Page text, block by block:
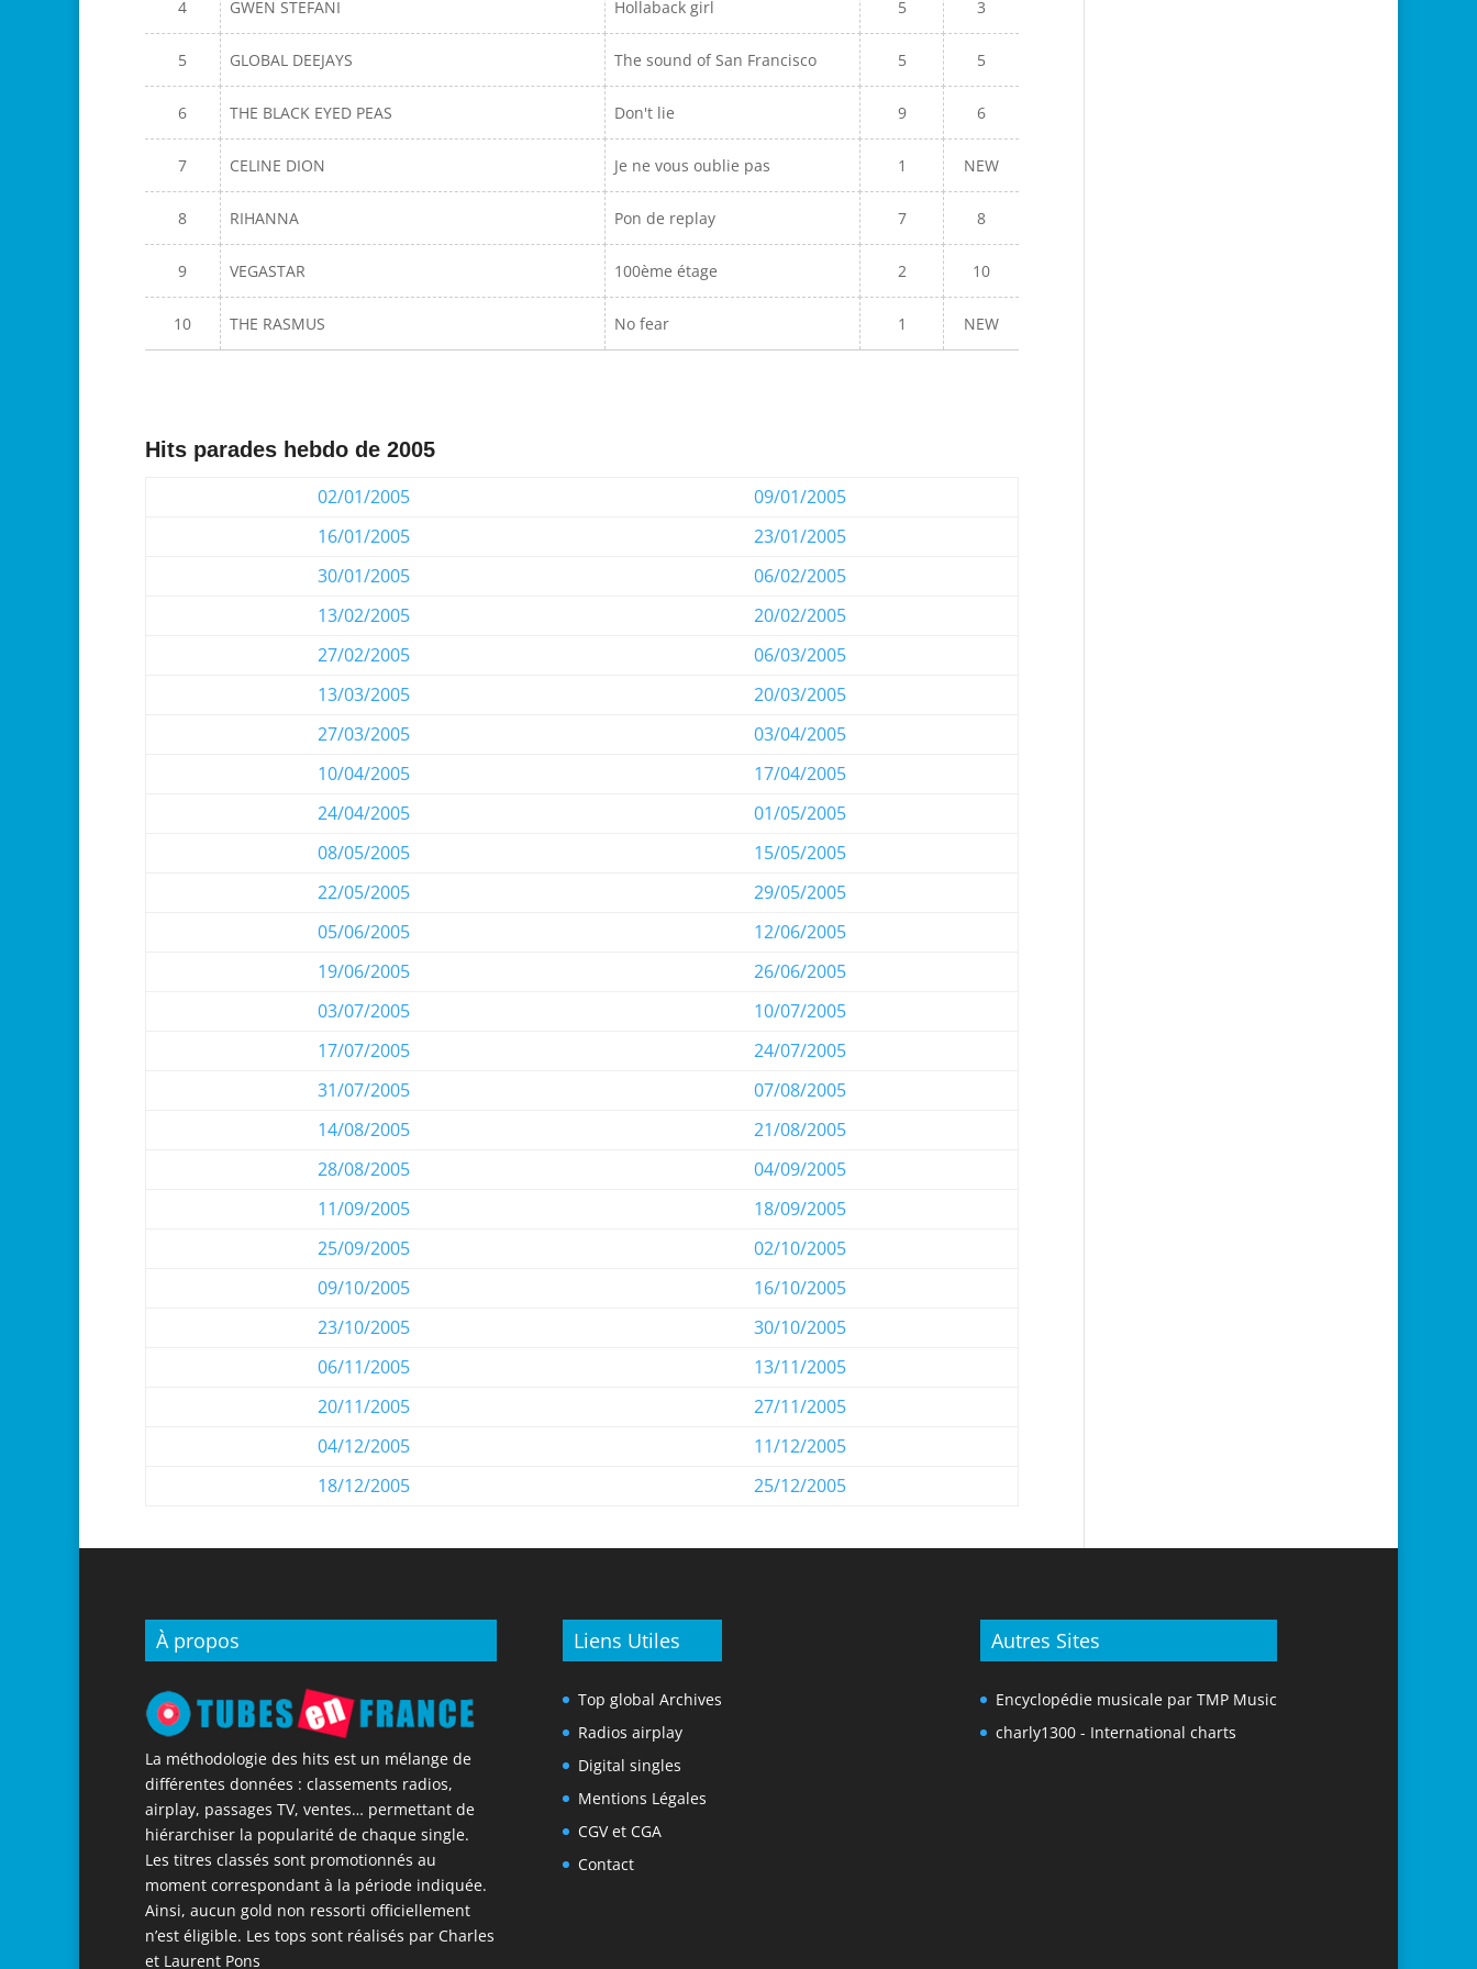
4 GWEN STEFANI Hollaback girl 5 3
5 GLOBAL DEEJAYS The sound of San Francisco 5 5
6 THE BLACK EYED PEAS Don't lie 9 6
7 CELINE DION Je ne vous oublie pas 1 NEW
8 RIHANNA Pon de replay 7 8
9 VEGASTAR 100ème étage 2 10
10 THE RASMUS No fear 1 NEW
Hits parades hebdo de 2005
02/01/2005
09/01/2005
16/01/2005
23/01/2005
30/01/2005
06/02/2005
13/02/2005
20/02/2005
27/02/2005
06/03/2005
13/03/2005
20/03/2005
27/03/2005
03/04/2005
10/04/2005
17/04/2005
24/04/2005
01/05/2005
08/05/2005
15/05/2005
22/05/2005
29/05/2005
05/06/2005
12/06/2005
19/06/2005
26/06/2005
03/07/2005
10/07/2005
17/07/2005
24/07/2005
31/07/2005
07/08/2005
14/08/2005
21/08/2005
28/08/2005
04/09/2005
11/09/2005
18/09/2005
25/09/2005
02/10/2005
09/10/2005
16/10/2005
23/10/2005
30/10/2005
06/11/2005
13/11/2005
20/11/2005
27/11/2005
04/12/2005
11/12/2005
18/12/2005
25/12/2005
À propos
La méthodologie des hits est un mélange de
différentes données : classements radios,
airplay, passages TV, ventes… permettant de
hiérarchiser la popularité de chaque single.
Les titres classés sont promotionnés au
moment correspondant à la période indiquée.
Ainsi, aucun gold non ressorti officiellement
n’est éligible. Les tops sont réalisés par Charles
et Laurent Pons
Liens Utiles
Top global Archives
Radios airplay
Digital singles
Mentions Légales
CGV et CGA
Contact
Autres Sites
Encyclopédie musicale par TMP Music
charly1300 - International charts